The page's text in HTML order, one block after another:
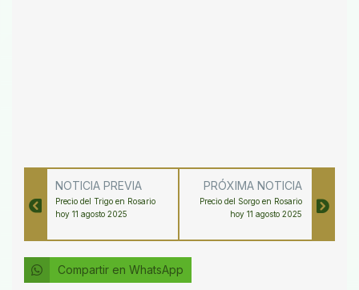
NOTICIA PREVIA
Precio del Trigo en Rosario
hoy 11 agosto 2025
PRÓXIMA NOTICIA
Precio del Sorgo en Rosario
hoy 11 agosto 2025
Compartir en WhatsApp